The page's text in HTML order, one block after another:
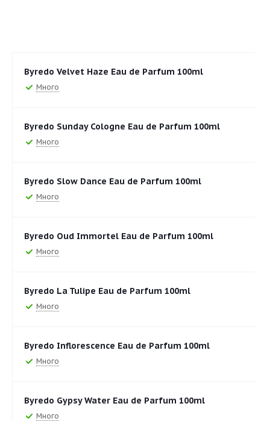
Byredo Velvet Haze Eau de Parfum 100ml
Много
Byredo Sunday Cologne Eau de Parfum 100ml
Много
Byredo Slow Dance Eau de Parfum 100ml
Много
Byredo Oud Immortel Eau de Parfum 100ml
Много
Byredo La Tulipe Eau de Parfum 100ml
Много
Byredo Inflorescence Eau de Parfum 100ml
Много
Byredo Gypsy Water Eau de Parfum 100ml
Много